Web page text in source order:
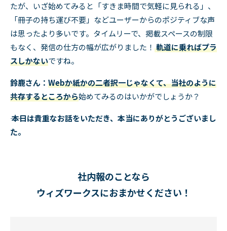
たが、いざ始めてみると「すきま時間で気軽に見られる」、
「冊子の持ち運び不要」などユーザーからのポジティブな声
は思ったより多いです。タイムリーで、掲載スペースの制限
もなく、発信の仕方の幅が広がりました！ 軌道に乗ればプラ
スしかないですね。
鈴鹿さん： Webか紙かの二者択一じゃなくて、当社のように
共存するところから始めてみるのはいかがでしょうか？
―― 本日は貴重なお話をいただき、本当にありがとうございまし
た。
社内報のことなら
ウィズワークスにおまかせください！